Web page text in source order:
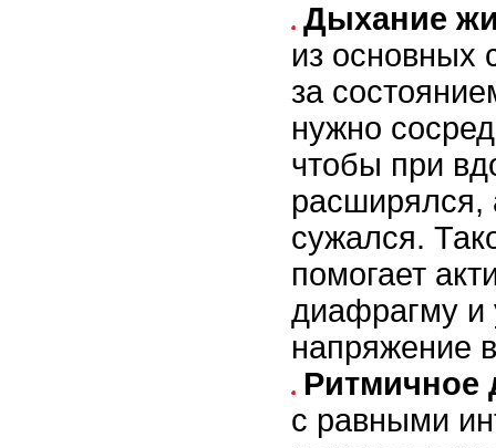
Дыхание
из основных
за
нужно
чтобы при
расширялся,
сужался.
помогает
диафрагму и
напряжение
Ритмичное
с равными